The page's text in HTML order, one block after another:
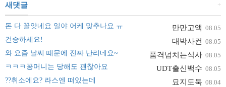
+
새댓글
만만고액 08.05
돈 다 꼴앗네요 일야 어케 맞추나요 ㅠ
대박사컨 08.05
건승하세요!
품격넘치는식사 08.05
와 요즘 날씨 때문에 진짜 난리네요~
UDT출신백수 08.05
ㅋㅋㅋ꽁머니는 당해도 괜찮아요
묘지도둑 08.04
??취소에요? 라스엔 떠있는데